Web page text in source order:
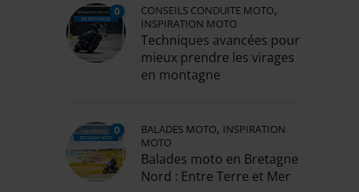
0 CONSEILS CONDUITE MOTO,
INSPIRATION MOTO
Techniques avancées pour
mieux prendre les virages
en montagne
0 BALADES MOTO, INSPIRATION
MOTO
Balades moto en Bretagne
Nord : Entre Terre et Mer